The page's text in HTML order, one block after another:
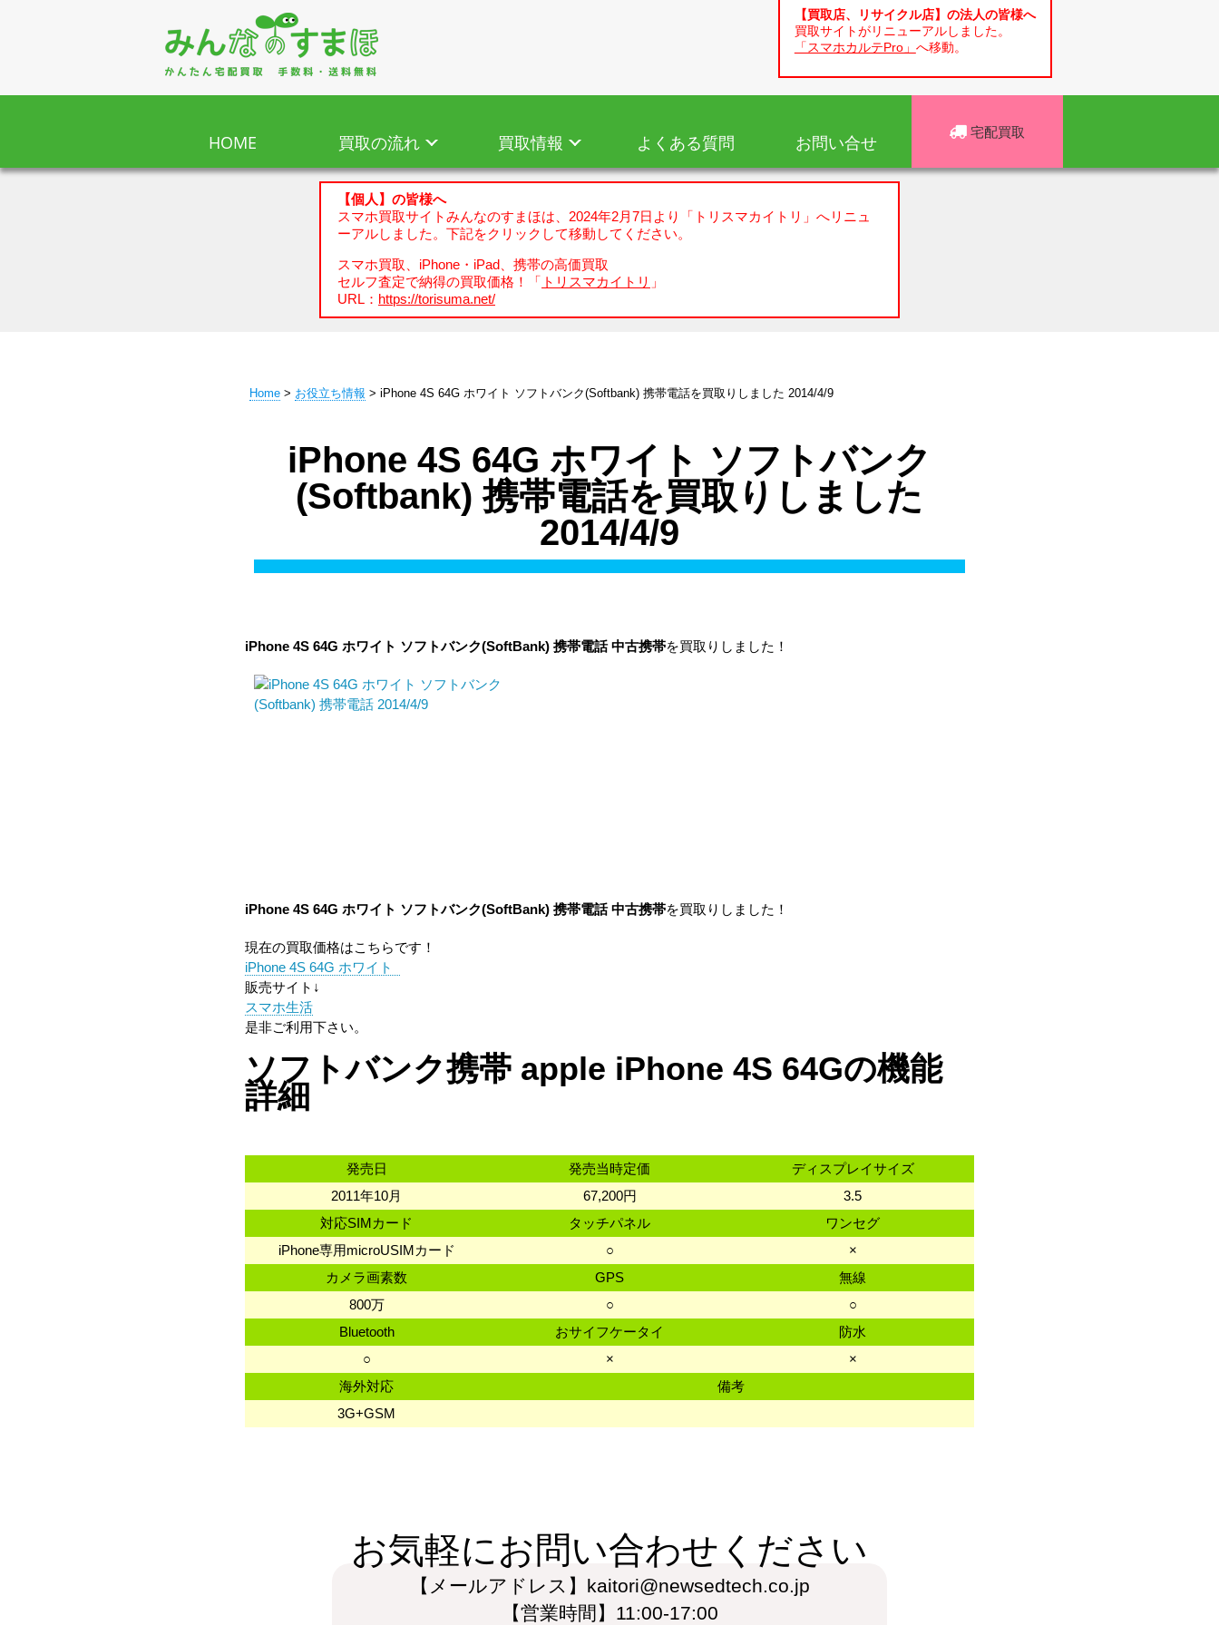
【買取店、リサイクル店】の法人の皆様へ
買取サイトがリニューアルしました。
「スマホカルテPro」 へ移動。
HOME 買取の流れ 買取情報 よくある質問 お問い合せ 宅配買取
【個人】の皆様へ
スマホ買取サイトみんなのすまほは、2024年2月7日より「トリスマカイトリ」へリニュ
ーアルしました。下記をクリックして移動してください。
スマホ買取、iPhone・iPad、携帯の高価買取
セルフ査定で納得の買取価格！「 トリスマカイトリ 」
URL： https://torisuma.net/
Home > お役立ち情報 > iPhone 4S 64G ホワイト ソフトバンク(Softbank) 携帯電話を買取りしました 2014/4/9
iPhone 4S 64G ホワイト ソフトバンク
(Softbank) 携帯電話を買取りしました
2014/4/9
iPhone 4S 64G ホワイト ソフトバンク(SoftBank) 携帯電話 中古携帯を買取りしました！
iPhone 4S 64G ホワイト ソフトバンク(SoftBank) 携帯電話 中古携帯を買取りしました！
現在の買取価格はこちらです！
iPhone 4S 64G ホワイト
販売サイト↓
スマホ生活
是非ご利用下さい。
ソフトバンク携帯 apple iPhone 4S 64Gの機能
詳細
発売日 発売当時定価
ディスプレイサイズ
2011年10月
67,200円
3.5
対応SIMカード
タッチパネル
ワンセグ
iPhone専用microUSIMカード
○
×
カメラ画素数
GPS
無線
800万
○
○
Bluetooth
おサイフケータイ
防水
○
×
×
海外対応
備考
3G+GSM
お気軽にお問い合わせください
【メールアドレス】kaitori@newsedtech.co.jp
【営業時間】11:00-17:00